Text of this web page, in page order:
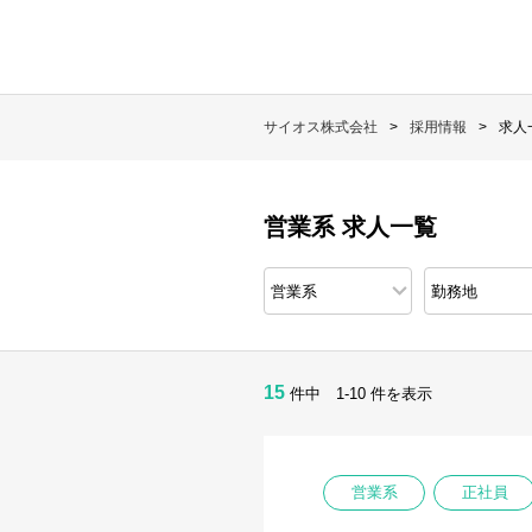
サイオス株式会社 採用情報 求人
営業系 求人一覧
15 件中 1-10 件を表示
営業系 正社員